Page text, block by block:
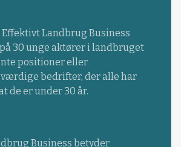
Effektivt Landbrug Business
30 unge aktører i landbruget
positioner eller
bedrifter, der alle har
de er under 30 år.
Business betyder